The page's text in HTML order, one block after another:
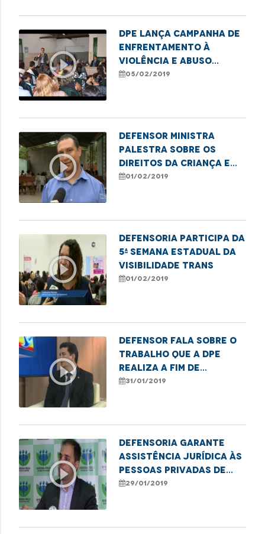
play_circle_outline
DPE lança campanha de
enfrentamento à
violência e abuso
sexual contra
05/02/2019
play_circle_outline
Defensor ministra
palestra sobre os
direitos da criança e
do adolescente
01/02/2019
play_circle_outline
Defensoria participa da
5ª Semana Estadual da
Visibilidade Trans
01/02/2019
play_circle_outline
Defensor fala sobre o
trabalho que a DPE
realiza a fim de
orientar sobre o
31/01/2019
play_circle_outline
Defensoria garante
assistência jurídica às
pessoas privadas de
liberdade
29/01/2019